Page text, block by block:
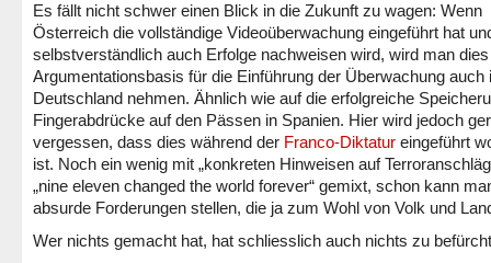
Es fällt nicht schwer einen Blick in die Zukunft zu wagen: Wenn
Österreich die vollständige Videoüberwachung eingeführt hat
selbstverständlich auch Erfolge nachweisen wird, wird man
Argumentationsbasis für die Einführung der Überwachung auch
Deutschland nehmen. Ähnlich wie auf die erfolgreiche
Fingerabdrücke auf den Pässen in Spanien. Hier wird jedoch
vergessen, dass dies während der Franco-Diktatur eingeführt
ist. Noch ein wenig mit „konkreten Hinweisen auf
„nine eleven changed the world forever“ gemixt, schon kann
absurde Forderungen stellen, die ja zum Wohl von Volk und
Wer nichts gemacht hat, hat schliesslich auch nichts zu